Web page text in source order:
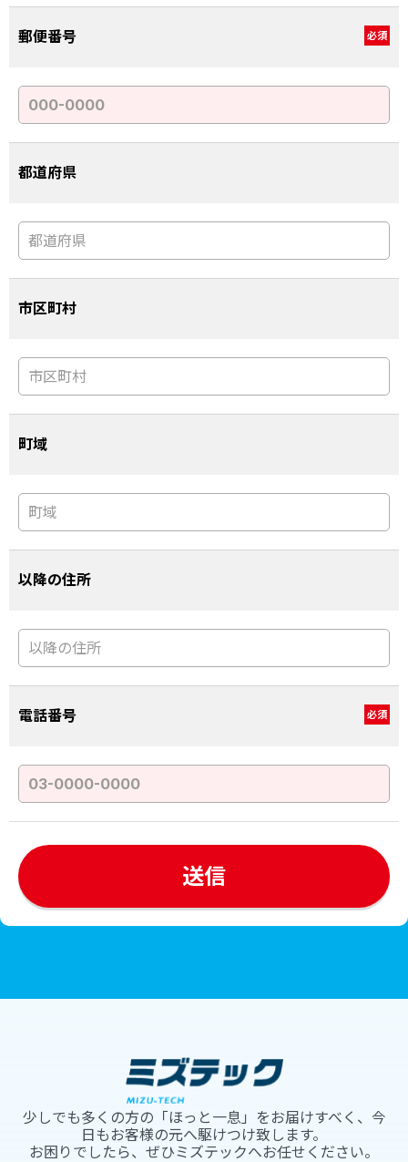
郵便番号 必須
都道府県
市区町村
町域
以降の住所
電話番号 必須
少しでも多くの方の「ほっと一息」をお届けすべく、今
日もお客様の元へ駆けつけ致します。
お困りでしたら、ぜひミズテックへお任せください。